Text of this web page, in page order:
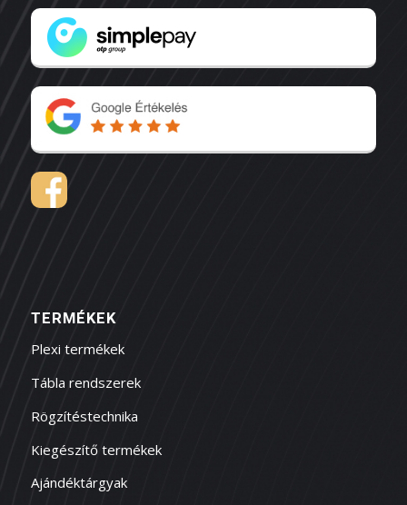
TERMÉKEK
Plexi termékek
Tábla rendszerek
Rögzítéstechnika
Kiegészítő termékek
Ajándéktárgyak